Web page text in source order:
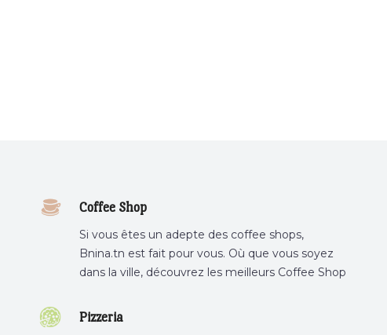
Coffee Shop
Si vous êtes un adepte des coffee shops,
Bnina.tn est fait pour vous. Où que vous soyez
dans la ville, découvrez les meilleurs Coffee Shop
Pizzeria